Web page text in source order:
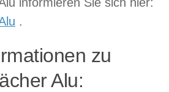
.
zu
Alu: